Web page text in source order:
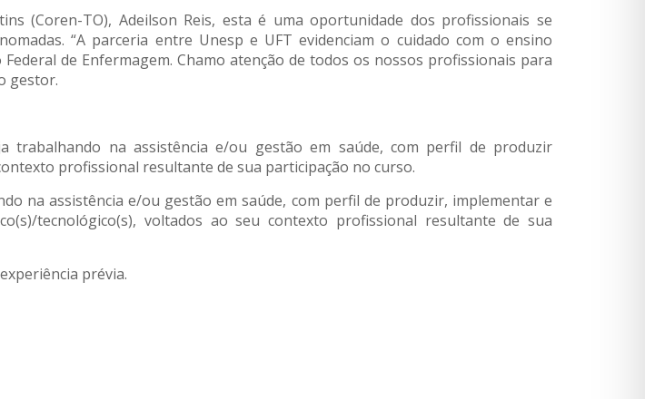
(Coren-TO), Adeilson Reis, esta é uma oportunidade dos profissionais se
“A parceria entre Unesp e UFT evidenciam o cuidado com o ensino
de Enfermagem. Chamo atenção de todos os nossos profissionais para
gestor.
trabalhando na assistência e/ou gestão em saúde, com perfil de produzir
profissional resultante de sua participação no curso.
na assistência e/ou gestão em saúde, com perfil de produzir, implementar e
tecnológico(s), voltados ao seu contexto profissional resultante de sua
prévia.